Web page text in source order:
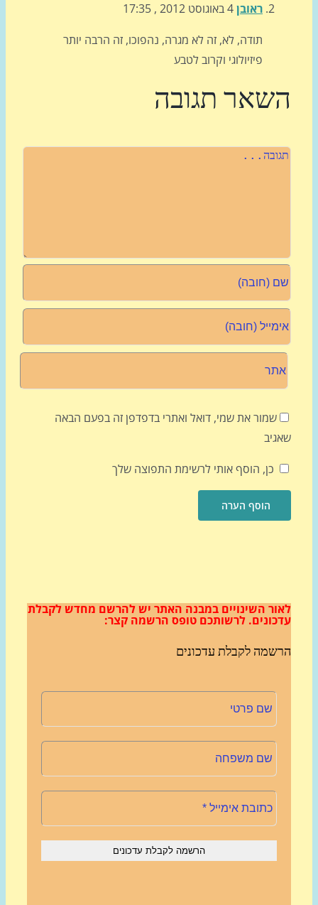
ראובן4 באוגוסט 2012 , 17:35
תודה, לא, זה לא מגרה, נהפוכו, זה הרבה יותר
פיזיולוגי וקרוב לטבע
תגובה
שמור את שמי, דואל ואתרי בדפדפן זה בפעם הבאה
כן, הוסף אותי לרשימת התפוצה שלך
השינויים במבנה האתריש להרשם מחדש לקבלת
לרשותכם טופס הרשמה קצר:
לקבלת עדכונים